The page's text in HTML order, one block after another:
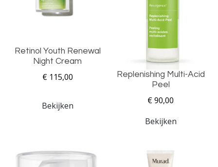
Retinol Youth Renewal
Night Cream
€ 115,00
Bekijken
Replenishing Multi-Acid
Peel
€ 90,00
Bekijken